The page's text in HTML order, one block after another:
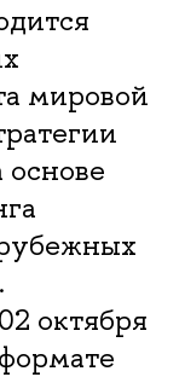
мировой
октября